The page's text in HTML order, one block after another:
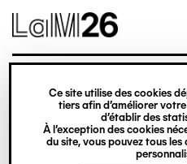
Gestion des cookies
Ce site utilise des cookies
tiers afin d’améliorer
d’établir des
À l’exception des cookies
du site, vous pouvez tous
contenu